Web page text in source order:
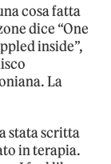
cosa fatta
dice “One
inside”,
La
stata scritta
in terapia.